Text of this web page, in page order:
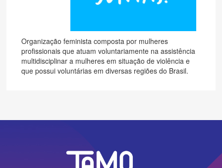
Organização feminista composta por mulheres
profissionais que atuam voluntariamente na assistência
multidisciplinar a mulheres em situação de violência e
que possui voluntárias em diversas regiões do Brasil.